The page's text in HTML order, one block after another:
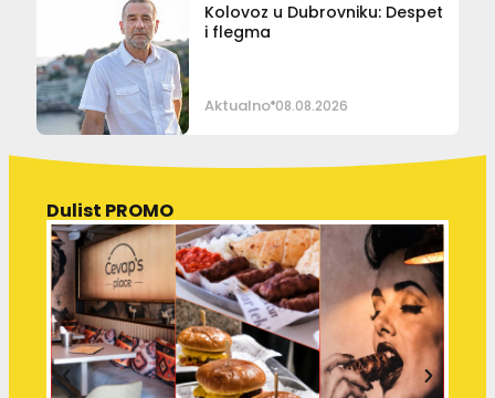
Kolovoz u Dubrovniku: Despet
i flegma
Aktualno 08.08.2026
Dulist PROMO